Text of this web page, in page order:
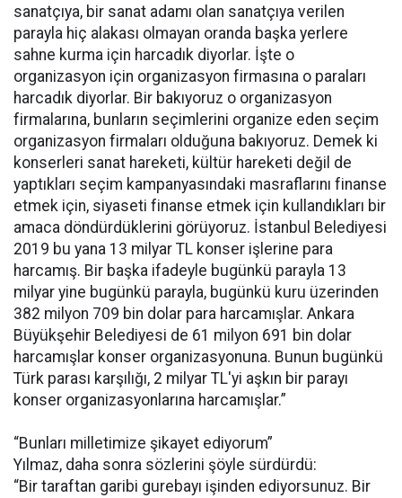
sanatçıya, bir sanat adamı olan sanatçıya verilen
parayla hiç alakası olmayan oranda başka yerlere
sahne kurma için harcadık diyorlar. İşte o
organizasyon için organizasyon firmasına o paraları
harcadık diyorlar. Bir bakıyoruz o organizasyon
firmalarına, bunların seçimlerini organize eden seçim
organizasyon firmaları olduğuna bakıyoruz. Demek ki
konserleri sanat hareketi, kültür hareketi değil de
yaptıkları seçim kampanyasındaki masraflarını finanse
etmek için, siyaseti finanse etmek için kullandıkları bir
amaca döndürdüklerini görüyoruz. İstanbul Belediyesi
2019 bu yana 13 milyar TL konser işlerine para
harcamış. Bir başka ifadeyle bugünkü parayla 13
milyar yine bugünkü parayla, bugünkü kuru üzerinden
382 milyon 709 bin dolar para harcamışlar. Ankara
Büyükşehir Belediyesi de 61 milyon 691 bin dolar
harcamışlar konser organizasyonuna. Bunun bugünkü
Türk parası karşılığı, 2 milyar TL'yi aşkın bir parayı
konser organizasyonlarına harcamışlar.”
“Bunları milletimize şikayet ediyorum”
Yılmaz, daha sonra sözlerini şöyle sürdürdü:
“Bir taraftan garibi gurebayı işinden ediyorsunuz. Bir